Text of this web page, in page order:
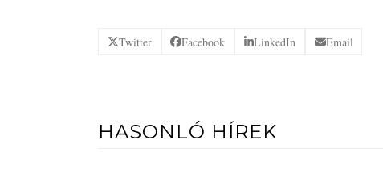
Twitter Facebook LinkedIn Email
HASONLÓ HÍREK